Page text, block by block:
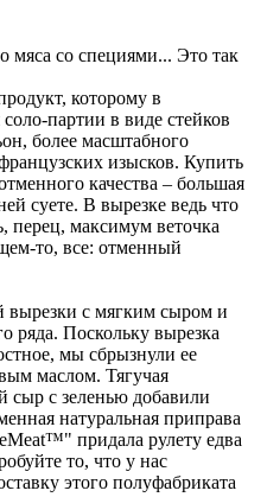
мяса со специями... Это так
которому в
партии в виде стейков
более масштабного
изысков. Купить
качества – большая
суете. В вырезке ведь что
перец, максимум веточка
то, все: отменный
вырезки с мягким сыром и
ряда. Поскольку вырезка
мы сбрызнули ее
маслом. Тягучая
сыр с зеленью добавили
натуральная приправа
придала рулету едва
то, что у нас
этого полуфабриката